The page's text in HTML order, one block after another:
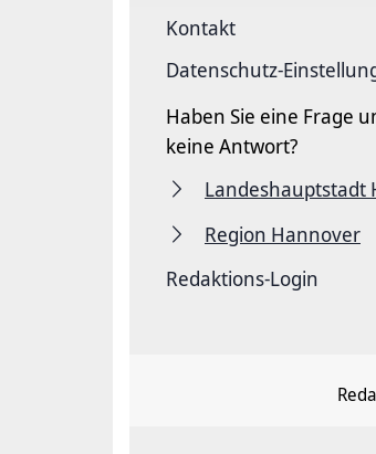
Kontakt
Datenschutz-
Haben Sie eine Frage
keine Antwort?
Landeshauptstadt
Region Hannover
Redaktions-Login